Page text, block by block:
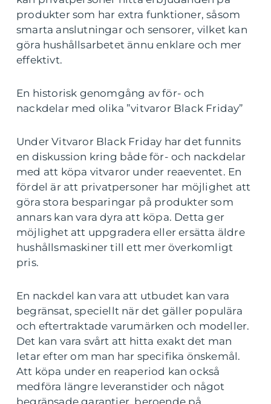
produkter som har extra funktioner, såsom
smarta anslutningar och sensorer, vilket kan
göra hushållsarbetet ännu enklare och mer
effektivt.
En historisk genomgång av för- och
nackdelar med olika ”vitvaror Black Friday”
Under Vitvaror Black Friday har det funnits
en diskussion kring både för- och nackdelar
med att köpa vitvaror under reaeventet. En
fördel är att privatpersoner har möjlighet att
göra stora besparingar på produkter som
annars kan vara dyra att köpa. Detta ger
möjlighet att uppgradera eller ersätta äldre
hushållsmaskiner till ett mer överkomligt
pris.
En nackdel kan vara att utbudet kan vara
begränsat, speciellt när det gäller populära
och eftertraktade varumärken och modeller.
Det kan vara svårt att hitta exakt det man
letar efter om man har specifika önskemål.
Att köpa under en reaperiod kan också
medföra längre leveranstider och något